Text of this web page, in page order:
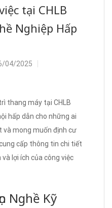
tại CHLB
Nghiệp Hấp
04/2025
thang máy tại CHLB
hấp dẫn cho những ai
và mong muốn định cư
cấp thông tin chi tiết
lợi ích của công việc
Nghề Kỹ